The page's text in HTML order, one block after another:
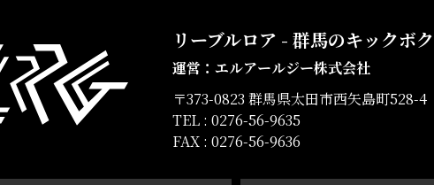
リーブルロア 群馬のキックボ
運営：エルアールジー株式会社
〒373-0823 群馬県太田市西矢島町528-4
TEL : 0276-56-9635
FAX : 0276-56-9636